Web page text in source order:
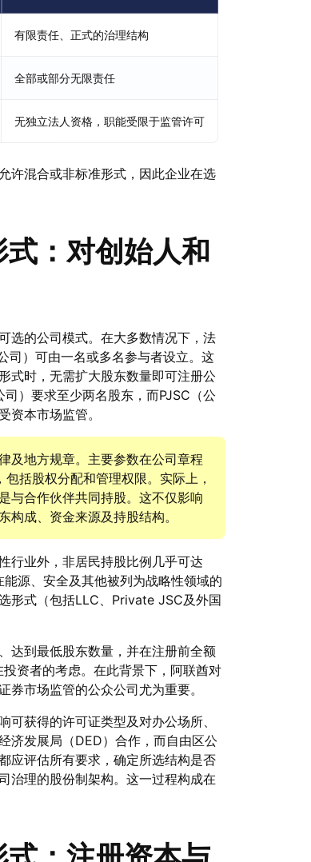
有限责任、正式的治理结构
全部或部分无限责任
无独立法人资格，职能受限于监管许可
许混合或非标准形式，因此企业在选
：对创始人和
选的公司模式。在大多数情况下，法
司）可由一名或多名参与者设立。这
式时，无需扩大股东数量即可注册公
）要求至少两名股东，而PJSC（公
资本市场监管。
及地方规章。主要参数在公司章程
括股权分配和管理权限。实际上，
与合作伙伴共同持股。这不仅影响
成、资金来源及持股结构。
行业外，非居民持股比例几乎可达
源、安全及其他被列为战略性领域的
形式（包括LLC、Private JSC及外国
达到最低股东数量，并在注册前全额
资者的考虑。在此背景下，阿联酋对
市场监管的公众公司尤为重要。
获得的许可证类型及对办公场所、
济发展局（DED）合作，而自由区公
应评估所有要求，确定所选结构是否
理的股份制架构。这一过程构成在